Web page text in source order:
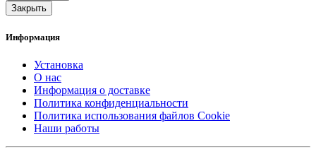
Закрыть
Информация
Установка
О нас
Информация о доставке
Политика конфиденциальности
Политика использования файлов Cookie
Наши работы